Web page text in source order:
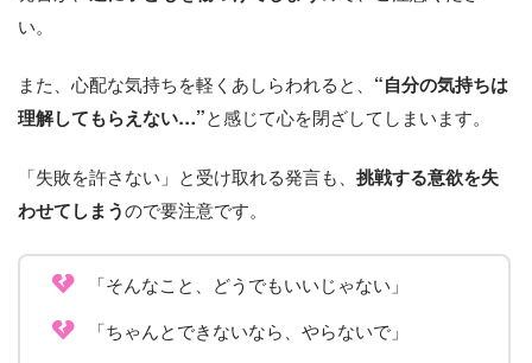
い。
また、心配な気持ちを軽くあしらわれると、 “自分の気持ちは
理解してもらえない…”と感じて心を閉ざしてしまいます。
「失敗を許さない」と受け取れる発言も、 挑戦する意欲を失
わせてしまうので要注意です。
「そんなこと、どうでもいいじゃない」
「ちゃんとできないなら、やらないで」